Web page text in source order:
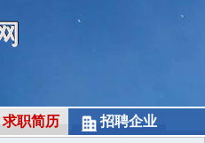
求职简历 招聘企业